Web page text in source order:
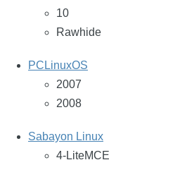
10
Rawhide
PCLinuxOS
2007
2008
Sabayon Linux
4-LiteMCE